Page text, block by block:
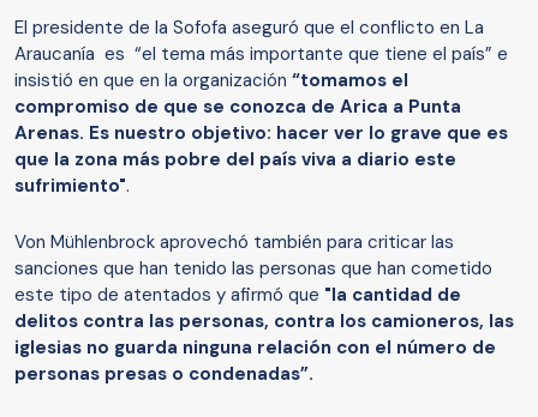
El presidente de la Sofofa aseguró que el conflicto en La
Araucanía es “el tema más importante que tiene el país” e
insistió en que en la organización “tomamos el
compromiso de que se conozca de Arica a Punta
Arenas. Es nuestro objetivo: hacer ver lo grave que es
que la zona más pobre del país viva a diario este
sufrimiento".
Von Mühlenbrock aprovechó también para criticar las
sanciones que han tenido las personas que han cometido
este tipo de atentados y afirmó que "la cantidad de
delitos contra las personas, contra los camioneros, las
iglesias no guarda ninguna relación con el número de
personas presas o condenadas”.